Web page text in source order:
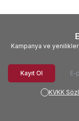
Kampanya ve
Kayıt Ol
KVKK